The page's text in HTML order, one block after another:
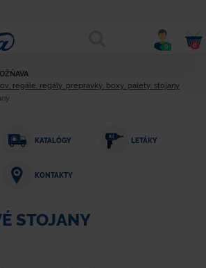
0 0
regále, regály, prepravky, boxy, palety, stojany
KATALÓGY LETÁKY
KONTAKTY
STOJANY